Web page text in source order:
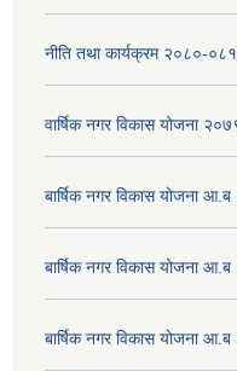
नीति तथा कार्यक्रम २०८०-०८१
वार्षिक नगर विकास योजना
बार्षिक नगर विकास योजना
बार्षिक नगर विकास योजना
बार्षिक नगर विकास योजना